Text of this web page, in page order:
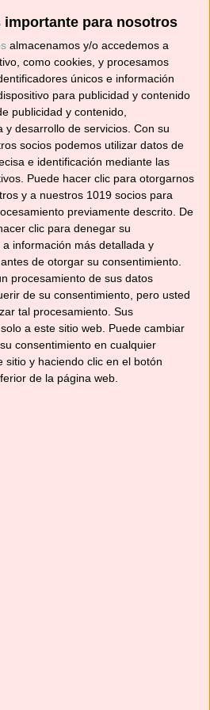
importante para nosotros
almacenamos y/o accedemos a
como cookies, y procesamos
únicos e información
para publicidad y contenido
publicidad y contenido,
y desarrollo de servicios. Con su
socios podemos utilizar datos de
e identificación mediante las
Puede hacer clic para otorgarnos
y a nuestros 1019 socios para
previamente descrito. De
clic para denegar su
información más detallada y
de otorgar su consentimiento.
procesamiento de sus datos
de su consentimiento, pero usted
tal procesamiento. Sus
a este sitio web. Puede cambiar
consentimiento en cualquier
sitio y haciendo clic en el botón
de la página web.
recibir todas las recetas
👩‍🍳👨‍🍳